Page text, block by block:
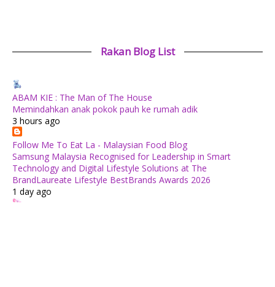
Rakan Blog List
ABAM KIE : The Man of The House
Memindahkan anak pokok pauh ke rumah adik
3 hours ago
Follow Me To Eat La - Malaysian Food Blog
Samsung Malaysia Recognised for Leadership in Smart
Technology and Digital Lifestyle Solutions at The
BrandLaureate Lifestyle BestBrands Awards 2026
1 day ago